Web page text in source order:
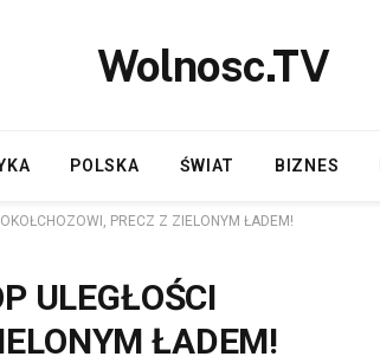
Wolnosc.TV
POLSKA ŚWIAT BIZNES
PRECZ Z ZIELONYM ŁADEM!
ULEGŁOŚCI
ŁADEM!